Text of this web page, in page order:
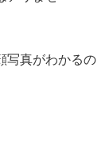
写真がわかるの